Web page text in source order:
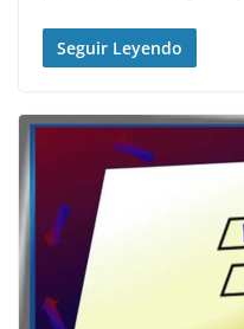
Seguir Leyendo